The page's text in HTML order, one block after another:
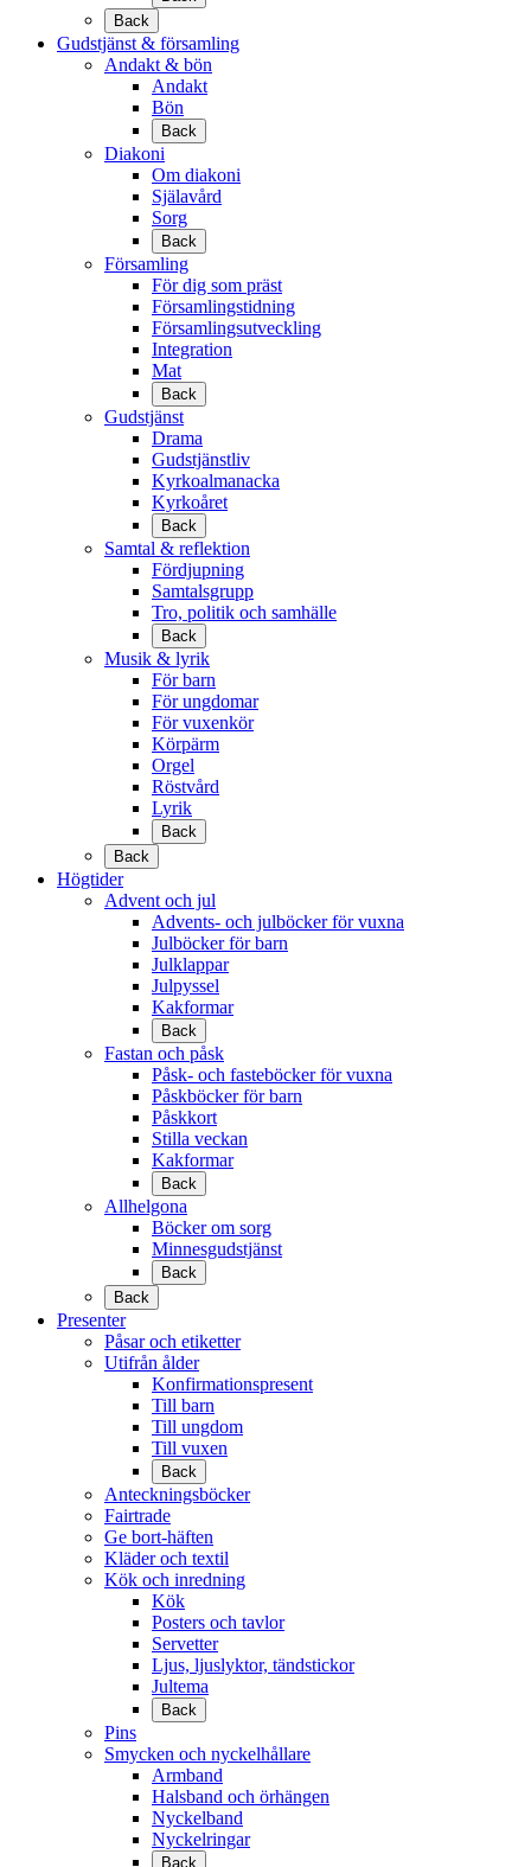
Back
Gudstjänst & församling
Andakt & bön
Andakt
Bön
Back
Diakoni
Om diakoni
Själavård
Sorg
Back
Församling
För dig som präst
Församlingstidning
Församlingsutveckling
Integration
Mat
Back
Gudstjänst
Drama
Gudstjänstliv
Kyrkoalmanacka
Kyrkoåret
Back
Samtal & reflektion
Fördjupning
Samtalsgrupp
Tro, politik och samhälle
Back
Musik & lyrik
För barn
För ungdomar
För vuxenkör
Körpärm
Orgel
Röstvård
Lyrik
Back
Back
Högtider
Advent och jul
Advents- och julböcker för vuxna
Julböcker för barn
Julklappar
Julpyssel
Kakformar
Back
Fastan och påsk
Påsk- och fasteböcker för vuxna
Påskböcker för barn
Påskkort
Stilla veckan
Kakformar
Back
Allhelgona
Böcker om sorg
Minnesgudstjänst
Back
Back
Presenter
Påsar och etiketter
Utifrån ålder
Konfirmationspresent
Till barn
Till ungdom
Till vuxen
Back
Anteckningsböcker
Fairtrade
Ge bort-häften
Kläder och textil
Kök och inredning
Kök
Posters och tavlor
Servetter
Ljus, ljuslyktor, tändstickor
Jultema
Back
Pins
Smycken och nyckelhållare
Armband
Halsband och örhängen
Nyckelband
Nyckelringar
Back